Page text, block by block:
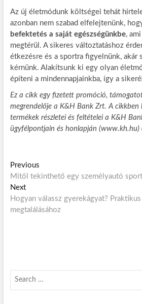
Az új életmódunk költségei tehát
azonban nem szabad elfelejtenünk,
befektetés a saját egészségünkbe,
megtérül. A sikeres változtatáshoz
étkezésre és a sportra figyelnünk, akár
kérnünk. Alakítsunk ki egy olyan
építeni a mindennapjainkba, így a
Ez a cikk egy fizetett promóció,
megrendelője a K&H Bank Zrt. A
termékek részletei és feltételei a K&H
ügyfélpontjain és honlapján (www.kh.hu)
B
e
j
e
z
é
Previous
r
v
i
Mitől tekinthető egy személyautó
NextN
e
x
:
Hogyan válassz gyerekágyat?
megtalálásához